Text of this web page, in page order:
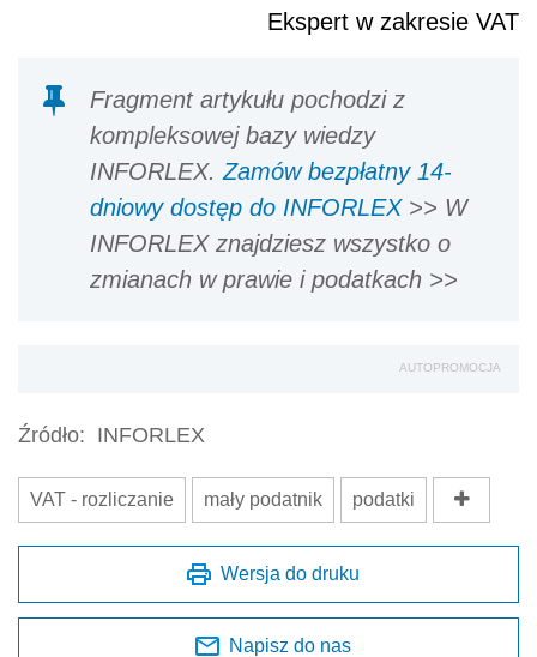
Ekspert w zakresie VAT
Fragment artykułu pochodzi z
kompleksowej bazy wiedzy
INFORLEX. Zamów bezpłatny 14-
dniowy dostęp do INFORLEX>> W
INFORLEX znajdziesz wszystko o
zmianach w prawie i podatkach >>
AUTOPROMOCJA
Źródło: INFORLEX
VAT - rozliczanie mały podatnik podatki
Wersja do druku
Napisz do nas